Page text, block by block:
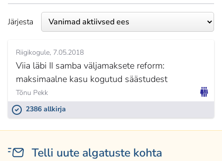
Järjesta
Riigikogule 7.05.2018
Viia läbi II samba väljamaksete reform:
maksimaalne kasu kogutud säästudest
Tõnu Pekk
2386 allkirja
Telli uute algatuste kohta